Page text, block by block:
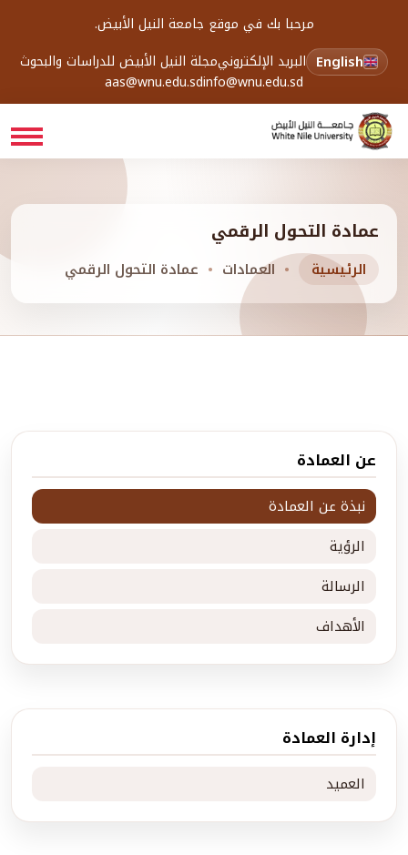
مرحبا بك في موقع جامعة النيل الأبيض.
English البريد الإلكترونيمجلة النيل الأبيض للدراسات والبحوث
info@wnu.edu.sd
aas@wnu.edu.sd
عمادة التحول الرقمي
الرئيسية العمادات عمادة التحول الرقمي
عن العمادة
نبذة عن العمادة
الرؤية
الرسالة
الأهداف
إدارة العمادة
العميد